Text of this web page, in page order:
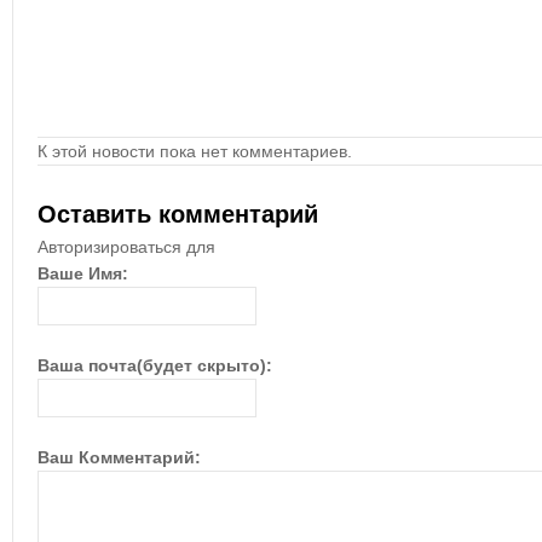
К этой новости пока нет комментариев.
Оставить комментарий
Авторизироваться для
Ваше Имя:
Ваша почта(будет скрыто):
Ваш Комментарий: